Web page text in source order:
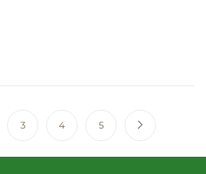
gerade die Seite
Seite
3 Seite
4 Seite
5